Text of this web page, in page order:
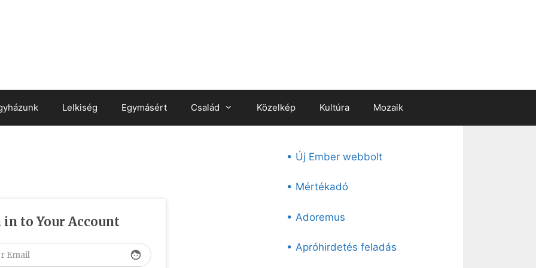
Lelkiség Egymásért Család Közelkép Kultúra Mozaik
in to Your Account
face
• Új Ember webbolt
• Mértékadó
• Adoremus
• Apróhirdetés feladás